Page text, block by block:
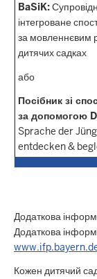
BaSiK:
інтегроване
за мовленнєвим
дитячих садках
або
Посібник зі
за допомогою
Sprache der
entdecken &
Додаткова
Додаткова
Кожен дитячий